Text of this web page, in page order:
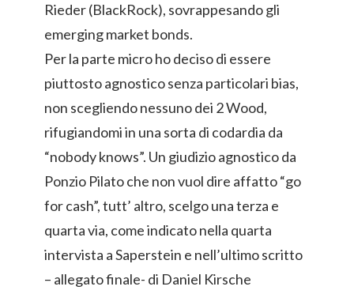
Rieder (BlackRock), sovrappesando gli
emerging market bonds.
Per la parte micro ho deciso di essere
piuttosto agnostico senza particolari bias,
non scegliendo nessuno dei 2 Wood,
rifugiandomi in una sorta di codardia da
“nobody knows”. Un giudizio agnostico da
Ponzio Pilato che non vuol dire affatto “go
for cash”, tutt’ altro, scelgo una terza e
quarta via, come indicato nella quarta
intervista a Saperstein e nell’ultimo scritto
– allegato finale- di Daniel Kirsche